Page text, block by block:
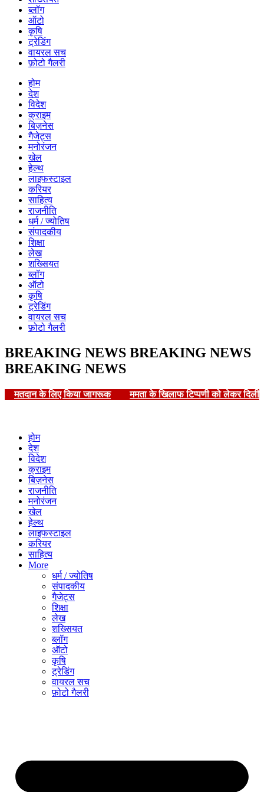
ब्लॉग
ऑटो
कृषि
ट्रेडिंग
वायरल सच
फ़ोटो गैलरी
होम
देश
विदेश
क्राइम
बिज़नेस
गैजेट्स
मनोरंजन
खेल
हेल्थ
लाइफस्टाइल
करियर
साहित्य
राजनीति
धर्म / ज्योतिष
संपादकीय
शिक्षा
लेख
शख्सियत
ब्लॉग
ऑटो
कृषि
ट्रेडिंग
वायरल सच
फ़ोटो गैलरी
BREAKING NEWS BREAKING NEWS
BREAKING NEWS
मतदान के लिए किया जागरूक ममता के खिलाफ टिप्पणी को लेकर
होम
देश
विदेश
क्राइम
बिज़नेस
राजनीति
मनोरंजन
खेल
हेल्थ
लाइफस्टाइल
करियर
साहित्य
More
धर्म / ज्योतिष
संपादकीय
गैजेट्स
शिक्षा
लेख
शख्सियत
ब्लॉग
ऑटो
कृषि
ट्रेडिंग
वायरल सच
फ़ोटो गैलरी